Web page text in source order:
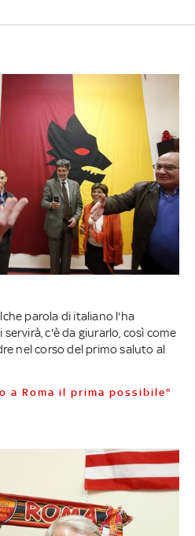
parola di italiano l'ha
c'è da giurarlo, così come
nel corso del primo saluto al
a Roma il prima possibile"